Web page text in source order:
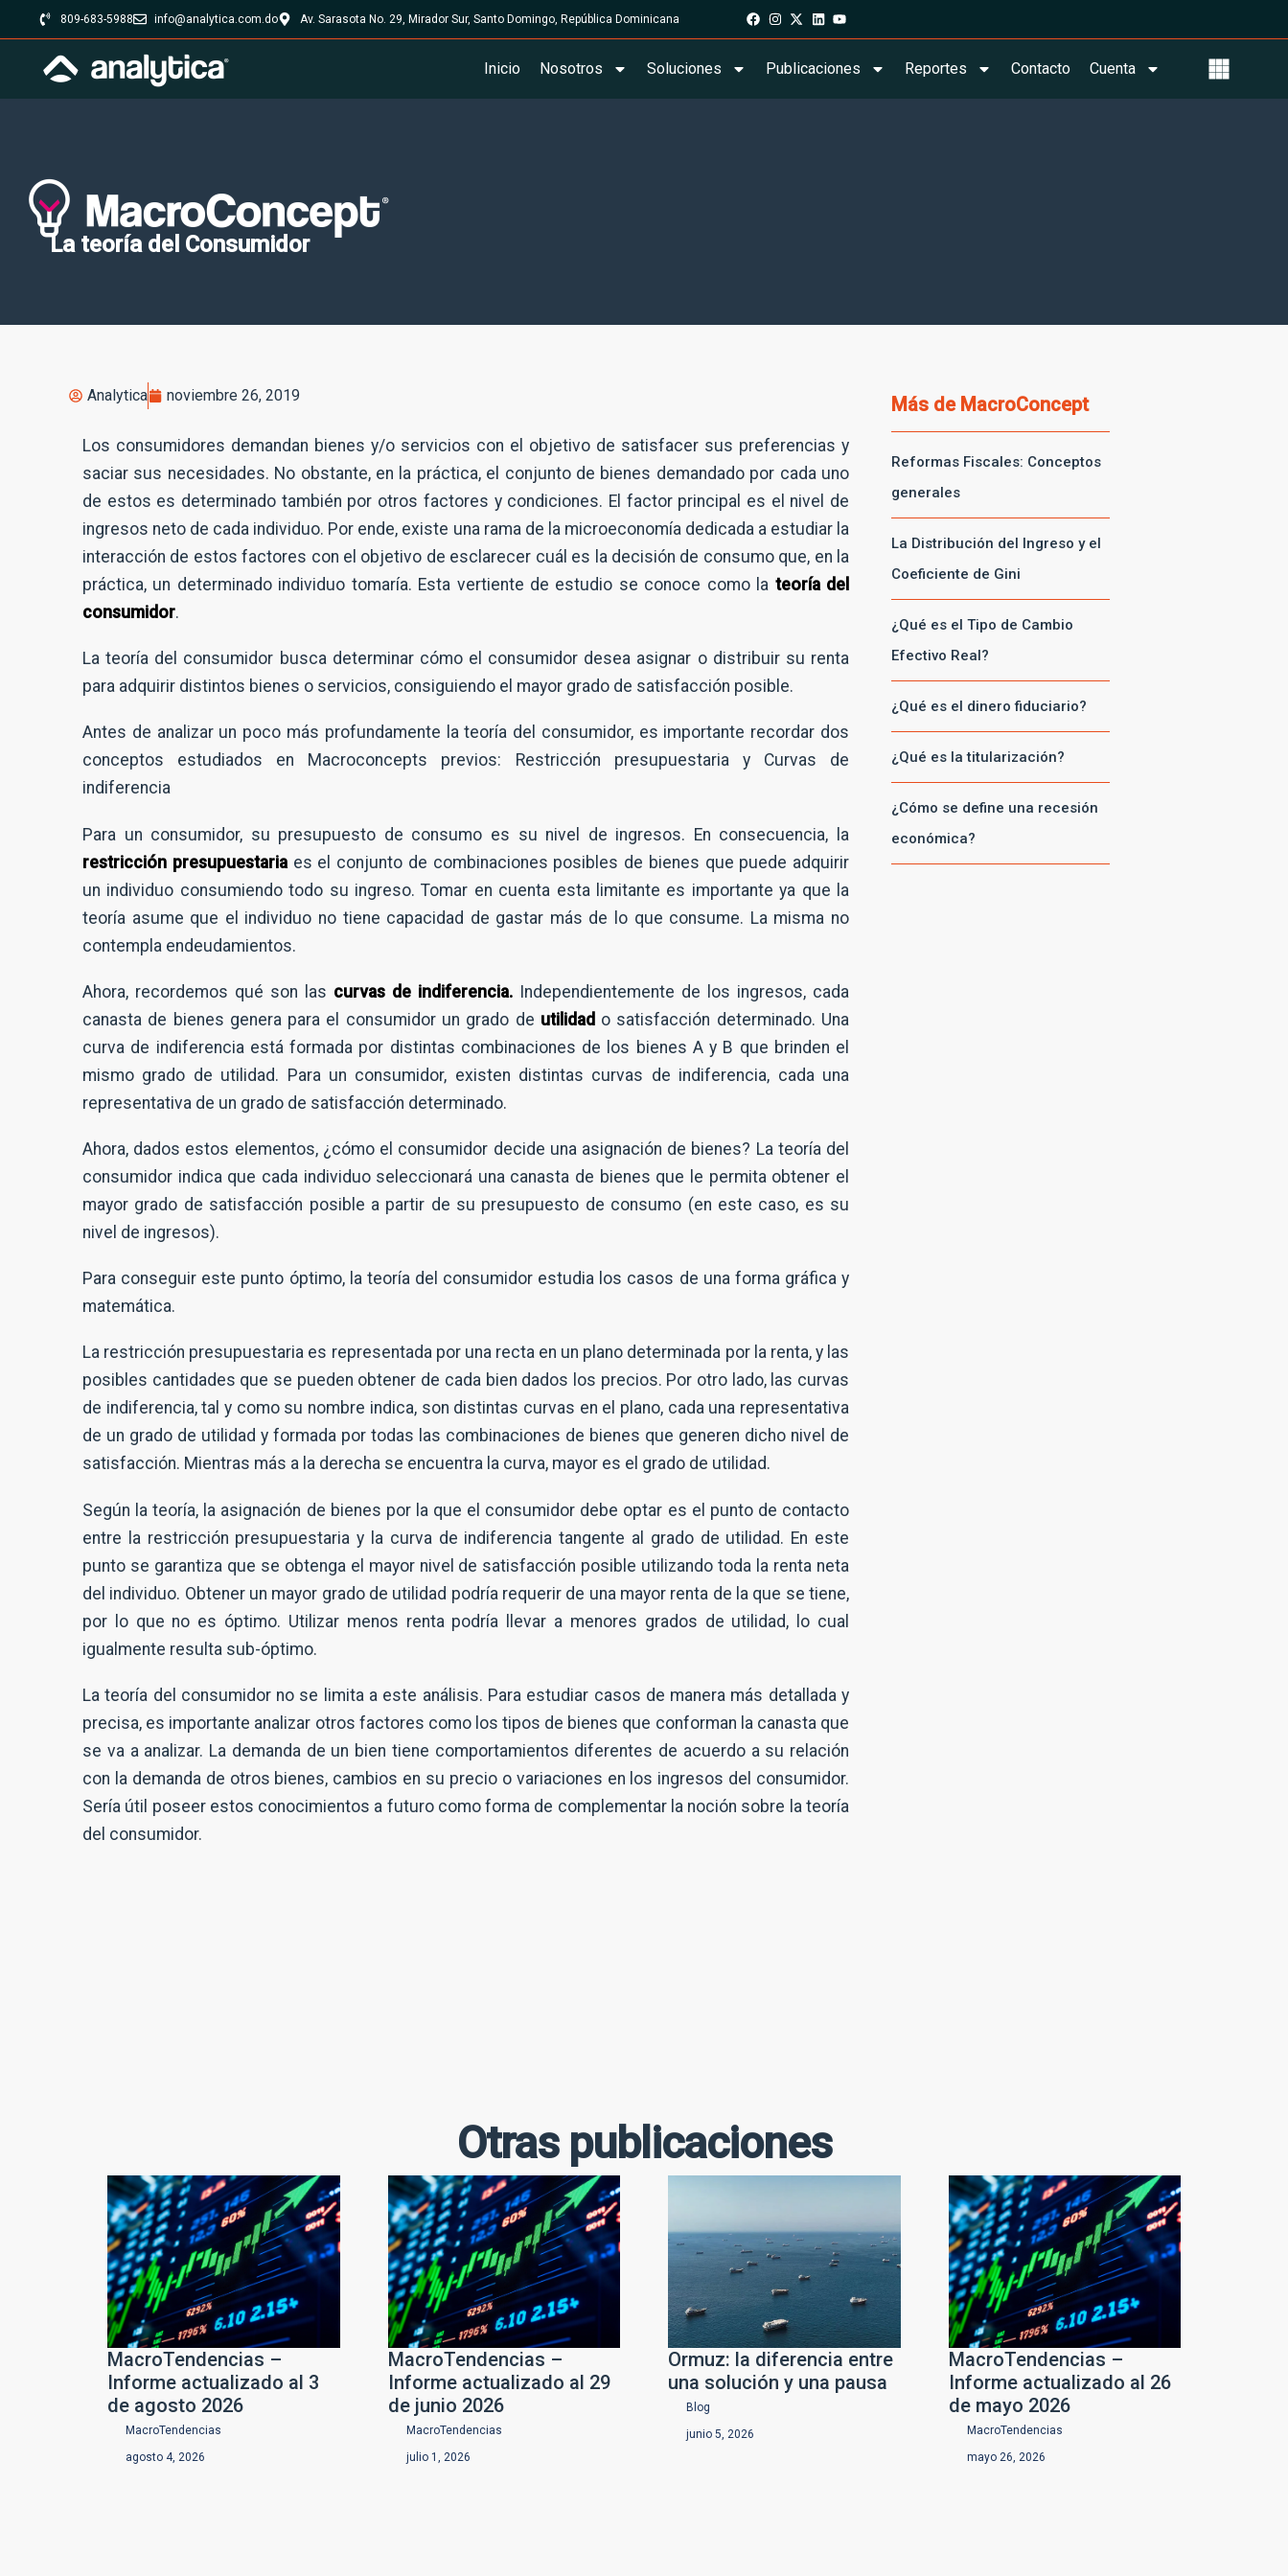
809-683-5988 info@analytica.com.do Av. Sarasota No. 29, Mirador Sur, Santo Domingo, República Dominicana
Inicio Nosotros Soluciones Publicaciones Reportes Contacto Cuenta
La teoría del Consumidor
Analytica noviembre 26, 2019
Los consumidores demandan bienes y/o servicios con el objetivo de satisfacer sus preferencias y
saciar sus necesidades. No obstante, en la práctica, el conjunto de bienes demandado por cada uno
de estos es determinado también por otros factores y condiciones. El factor principal es el nivel de
ingresos neto de cada individuo. Por ende, existe una rama de la microeconomía dedicada a estudiar la
interacción de estos factores con el objetivo de esclarecer cuál es la decisión de consumo que, en la
práctica, un determinado individuo tomaría. Esta vertiente de estudio se conoce como la teoría del
consumidor.
La teoría del consumidor busca determinar cómo el consumidor desea asignar o distribuir su renta
para adquirir distintos bienes o servicios, consiguiendo el mayor grado de satisfacción posible.
Antes de analizar un poco más profundamente la teoría del consumidor, es importante recordar dos
conceptos estudiados en Macroconcepts previos: Restricción presupuestaria y Curvas de
indiferencia
Para un consumidor, su presupuesto de consumo es su nivel de ingresos. En consecuencia, la
restricción presupuestariaes el conjunto de combinaciones posibles de bienes que puede adquirir
un individuo consumiendo todo su ingreso. Tomar en cuenta esta limitante es importante ya que la
teoría asume que el individuo no tiene capacidad de gastar más de lo que consume. La misma no
contempla endeudamientos.
Ahora, recordemos qué son las curvas de indiferencia. Independientemente de los ingresos, cada
canasta de bienes genera para el consumidor un grado de utilidad o satisfacción determinado. Una
curva de indiferencia está formada por distintas combinaciones de los bienes A y B que brinden el
mismo grado de utilidad. Para un consumidor, existen distintas curvas de indiferencia, cada una
representativa de un grado de satisfacción determinado.
Ahora, dados estos elementos, ¿cómo el consumidor decide una asignación de bienes? La teoría del
consumidor indica que cada individuo seleccionará una canasta de bienes que le permita obtener el
mayor grado de satisfacción posible a partir de su presupuesto de consumo (en este caso, es su
nivel de ingresos).
Para conseguir este punto óptimo, la teoría del consumidor estudia los casos de una forma gráfica y
matemática.
La restricción presupuestaria es representada por una recta en un plano determinada por la renta, y las
posibles cantidades que se pueden obtener de cada bien dados los precios. Por otro lado, las curvas
de indiferencia, tal y como su nombre indica, son distintas curvas en el plano, cada una representativa
de un grado de utilidad y formada por todas las combinaciones de bienes que generen dicho nivel de
satisfacción. Mientras más a la derecha se encuentra la curva, mayor es el grado de utilidad.
Según la teoría, la asignación de bienes por la que el consumidor debe optar es el punto de contacto
entre la restricción presupuestaria y la curva de indiferencia tangente al grado de utilidad. En este
punto se garantiza que se obtenga el mayor nivel de satisfacción posible utilizando toda la renta neta
del individuo. Obtener un mayor grado de utilidad podría requerir de una mayor renta de la que se tiene,
por lo que no es óptimo. Utilizar menos renta podría llevar a menores grados de utilidad, lo cual
igualmente resulta sub-óptimo.
La teoría del consumidor no se limita a este análisis. Para estudiar casos de manera más detallada y
precisa, es importante analizar otros factores como los tipos de bienes que conforman la canasta que
se va a analizar. La demanda de un bien tiene comportamientos diferentes de acuerdo a su relación
con la demanda de otros bienes, cambios en su precio o variaciones en los ingresos del consumidor.
Sería útil poseer estos conocimientos a futuro como forma de complementar la noción sobre la teoría
del consumidor.
Más de MacroConcept
Reformas Fiscales: Conceptos
generales
La Distribución del Ingreso y el
Coeficiente de Gini
¿Qué es el Tipo de Cambio
Efectivo Real?
¿Qué es el dinero fiduciario?
¿Qué es la titularización?
¿Cómo se define una recesión
económica?
Otras publicaciones
MacroTendencias –
Informe actualizado al 3
de agosto 2026
MacroTendencias
agosto 4, 2026
MacroTendencias –
Informe actualizado al 29
de junio 2026
MacroTendencias
julio 1, 2026
Ormuz: la diferencia entre
una solución y una pausa
Blog
junio 5, 2026
MacroTendencias –
Informe actualizado al 26
de mayo 2026
MacroTendencias
mayo 26, 2026
N
m
*
p
e
s
a
E
m
i
*
Suscribirme